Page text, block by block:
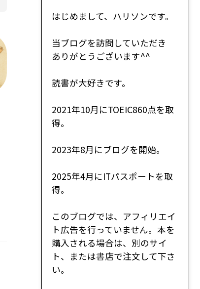
はじめまして、ハリソンです。
当ブログを訪問していただき
ありがとうございます^^
読書が大好きです。
2021年10月にTOEIC860点を取
得。
2023年8月にブログを開始。
2025年4月にITパスポートを取
得。
このブログでは、アフィリエイ
ト広告を行っていません。本を
購入される場合は、別のサイ
ト、または書店で注文して下さ
い。